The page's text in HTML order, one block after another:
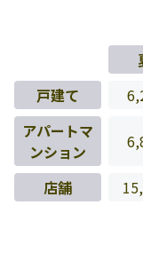
戸建て
アパートマ
ンション
店舗